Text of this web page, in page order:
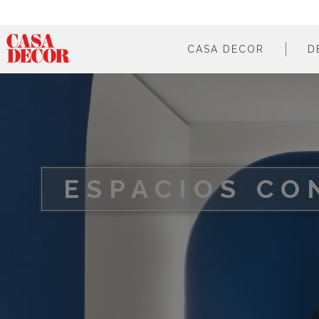
CASA DECOR
en los medios
ESPACIOS